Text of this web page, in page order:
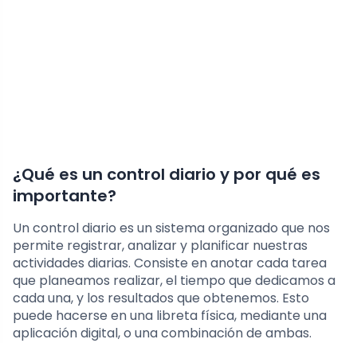
¿Qué es un control diario y por qué es
importante?
Un control diario es un sistema organizado que nos
permite registrar, analizar y planificar nuestras
actividades diarias. Consiste en anotar cada tarea
que planeamos realizar, el tiempo que dedicamos a
cada una, y los resultados que obtenemos. Esto
puede hacerse en una libreta física, mediante una
aplicación digital, o una combinación de ambas.